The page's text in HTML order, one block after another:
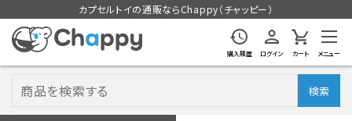
カプセルトイの通販ならChappy（チャッピー）
購入履歴 ログイン カート メニュー
検索